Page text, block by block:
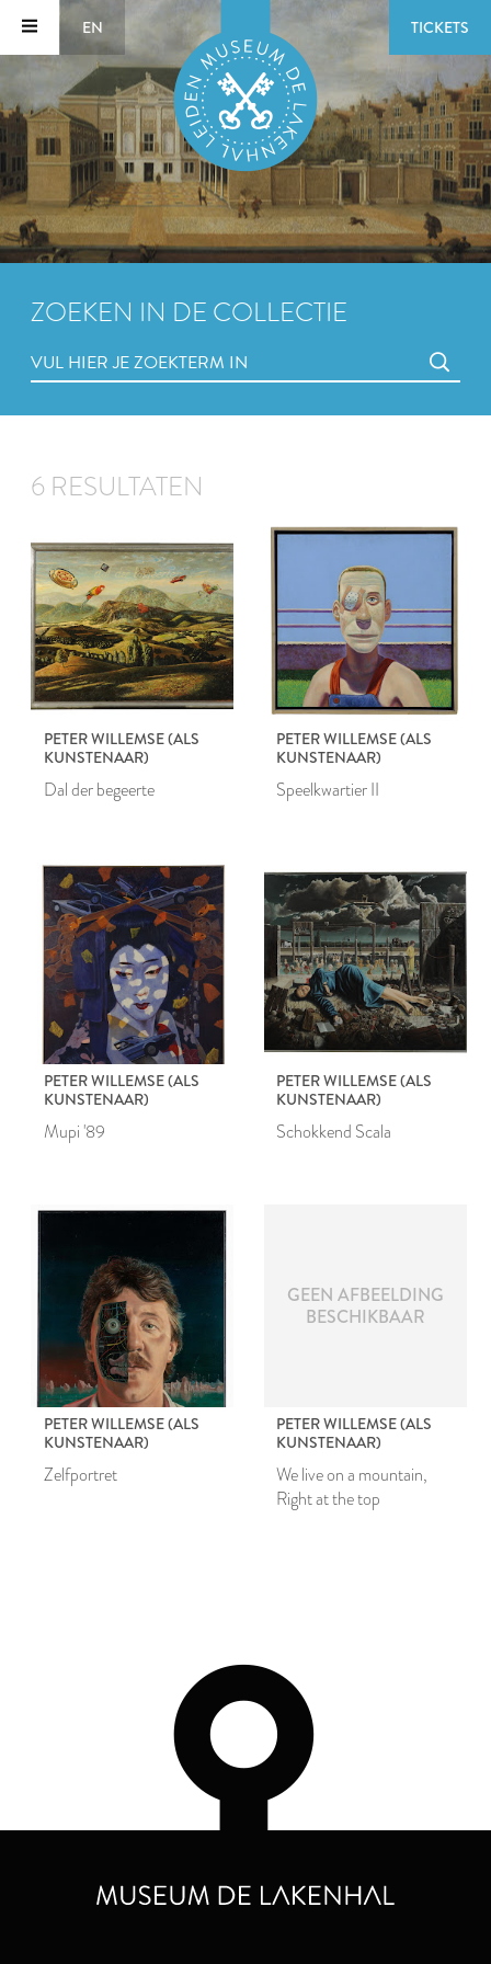
EN TICKETS
ZOEKEN IN DE COLLECTIE
6 RESULTATEN
PETER WILLEMSE (ALS
KUNSTENAAR)
Dal der begeerte
PETER WILLEMSE (ALS
KUNSTENAAR)
Speelkwartier II
PETER WILLEMSE (ALS
KUNSTENAAR)
Mupi '89
PETER WILLEMSE (ALS
KUNSTENAAR)
Schokkend Scala
PETER WILLEMSE (ALS
KUNSTENAAR)
Zelfportret
GEEN AFBEELDING
BESCHIKBAAR
PETER WILLEMSE (ALS
KUNSTENAAR)
We live on a mountain,
Right at the top